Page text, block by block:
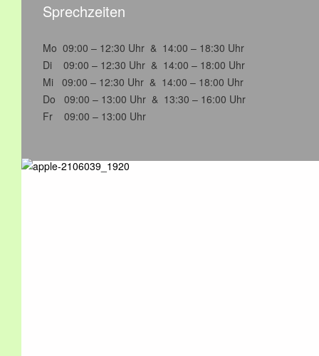
Sprechzeiten
Mo 09:00 – 12:30 Uhr & 14:00 – 18:30 Uhr
Di 09:00 – 12:30 Uhr & 14:00 – 18:00 Uhr
Mi 09:00 – 12:30 Uhr & 14:00 – 18:00 Uhr
Do 09:00 – 13:00 Uhr & 13:30 – 16:00 Uhr
Fr 09:00 – 13:00 Uhr